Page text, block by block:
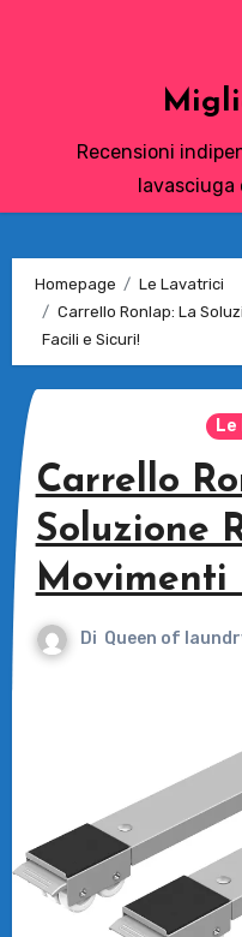
Recensioni
Homepage
Le Lavatrici
Carrello Ronlap: La
Facili e Sicuri!
Carrello
Soluzione
Movimenti
Di Queen of